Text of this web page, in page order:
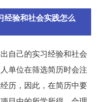
经验和社会实践怎么
自己的实习经验和社会
单位在筛选简历时会注
历，因此，在简历中要